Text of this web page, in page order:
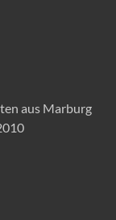
aus Marburg